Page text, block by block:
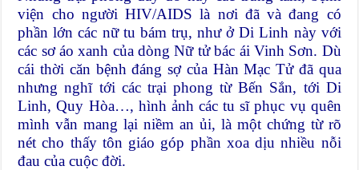
viện cho người HIV/AIDS là nơi đã và đang có
phần lớn các nữ tu bám trụ, như ở Di Linh này với
các sơ áo xanh của dòng Nữ tử bác ái Vinh Sơn. Dù
cái thời căn bệnh đáng sợ của Hàn Mạc Tử đã qua
nhưng nghĩ tới các trại phong từ Bến Sắn, tới Di
Linh, Quy Hòa…, hình ảnh các tu sĩ phục vụ quên
mình vẫn mang lại niềm an ủi, là một chứng từ rõ
nét cho thấy tôn giáo góp phần xoa dịu nhiều nỗi
đau của cuộc đời.